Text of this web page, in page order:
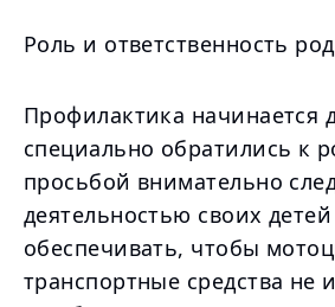
Роль и ответственность
Профилактика начинается
специально обратились к
просьбой внимательно
деятельностью своих
обеспечивать, чтобы
транспортные средства не